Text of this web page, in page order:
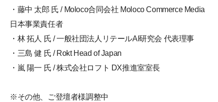
・藤中 太郎 氏 / Moloco合同会社 Moloco Commerce Media
日本事業責任者
・林 拓人 氏 / 一般社団法人リテールAI研究会 代表理事
・三島 健 氏 / Rokt Head of Japan
・嵐 陽一 氏 / 株式会社ロフト DX推進室室長
※その他、ご登壇者様調整中